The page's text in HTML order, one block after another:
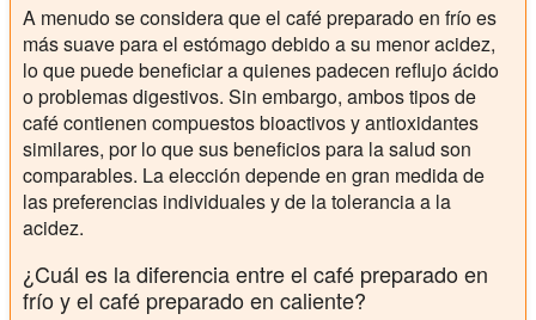
A menudo se considera que el café preparado en frío es
más suave para el estómago debido a su menor acidez,
lo que puede beneficiar a quienes padecen reflujo ácido
o problemas digestivos. Sin embargo, ambos tipos de
café contienen compuestos bioactivos y antioxidantes
similares, por lo que sus beneficios para la salud son
comparables. La elección depende en gran medida de
las preferencias individuales y de la tolerancia a la
acidez.
¿Cuál es la diferencia entre el café preparado en
frío y el café preparado en caliente?